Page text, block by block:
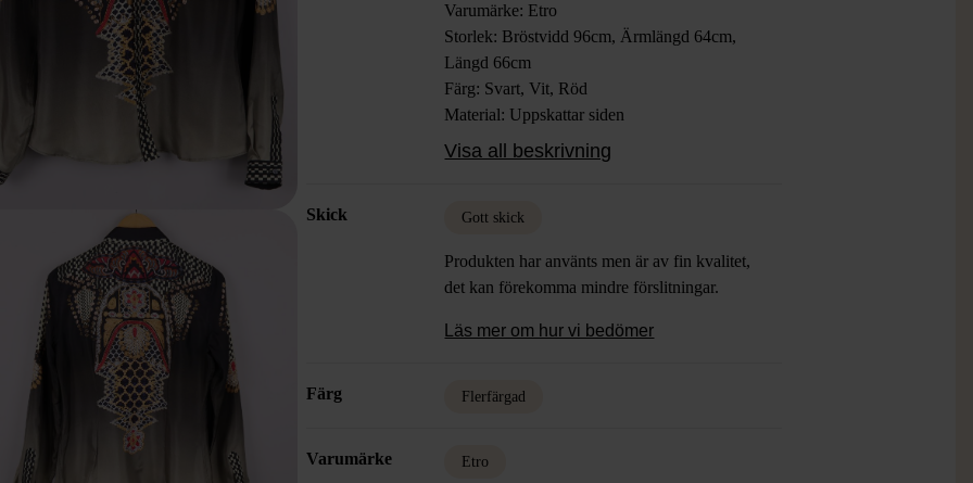
Varumärke: Etro
Storlek: Bröstvidd 96cm, Ärmlängd 64cm,
Längd 66cm
Färg: Svart, Vit, Röd
Material: Uppskattar siden
Skick: Gott Skick
Visa all beskrivning
Skick Gott skick
Produkten har använts men är av fin kvalitet,
det kan förekomma mindre förslitningar.
Läs mer om hur vi bedömer
Färg Flerfärgad
Varumärke Etro